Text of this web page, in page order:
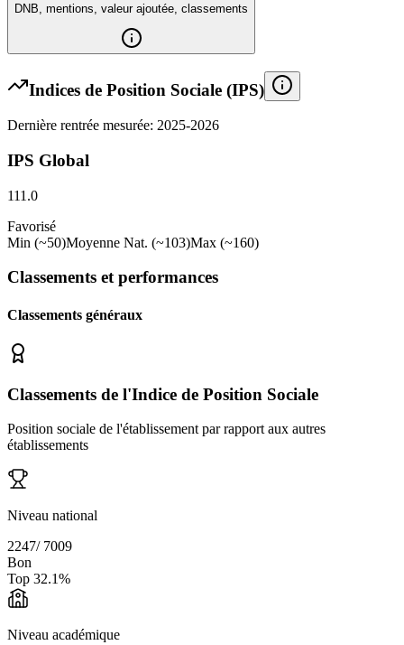
DNB, mentions, valeur ajoutée, classements
Indices de Position Sociale (IPS)
Dernière rentrée mesurée: 2025-2026
IPS Global
111.0
Favorisé
Min (~50)Moyenne Nat. (~103)Max (~160)
Classements et performances
Classements généraux
Classements de l'Indice de Position Sociale
Position sociale de l'établissement par rapport aux autres
établissements
Niveau national
2247/ 7009
Bon
Top 32.1%
Niveau académique